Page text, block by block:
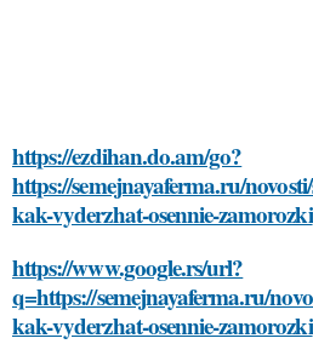
https://ezdihan.do.am/go?
https://semejnayaferma.ru/
kak-vyderzhat-osennie-zamorozki
https://www.google.rs/url?
q=https://semejnayaferma.ru/
kak-vyderzhat-osennie-zamorozki